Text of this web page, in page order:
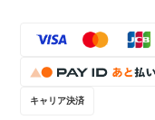
キャリア決済